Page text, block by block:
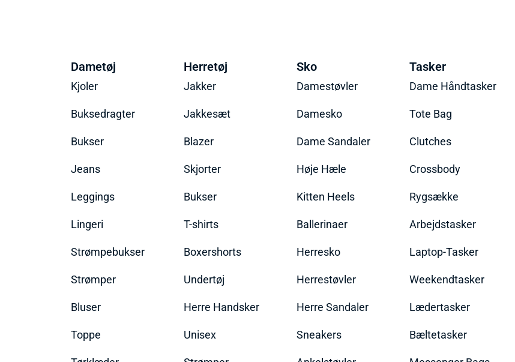
Dametøj
Kjoler
Buksedragter
Bukser
Jeans
Leggings
Lingeri
Strømpebukser
Strømper
Bluser
Toppe
Herretøj
Jakker
Jakkesæt
Blazer
Skjorter
Bukser
T-shirts
Boxershorts
Undertøj
Herre Handsker
Unisex
Sko
Damestøvler
Damesko
Dame Sandaler
Høje Hæle
Kitten Heels
Ballerinaer
Herresko
Herrestøvler
Herre Sandaler
Sneakers
Tasker
Dame Håndtasker
Tote Bag
Clutches
Crossbody
Rygsække
Arbejdstasker
Laptop-Tasker
Weekendtasker
Lædertasker
Bæltetasker